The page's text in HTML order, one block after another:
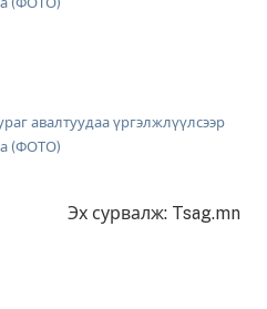
Эх сурвалж: Tsag.mn